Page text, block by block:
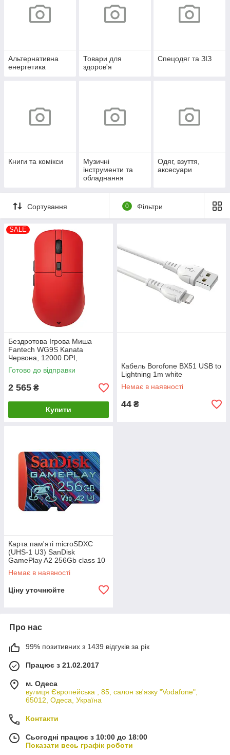
Альтернативна
енергетика
Товари для
здоров'я
Спецодяг та ЗІЗ
Книги та комікси
Музичні
інструменти та
обладнання
Одяг, взуття,
аксесуари
Сортування 0 Фільтри
SALE
Бездротова Ігрова Миша
Fantech WG9S Kanata
Червона, 12000 DPI,
бездротова, для ігор та офісу
Готово до відправки
2 565 ₴
Купити
Кабель Borofone BX51 USB to
Lightning 1m white
Немає в наявності
44 ₴
Карта пам'яті microSDXC
(UHS-1 U3) SanDisk
GamePlay A2 256Gb class 10
V30 (R190MB/s,W130MB/s)
Немає в наявності
Ціну уточнюйте
Про нас
99% позитивних з 1439 відгуків за рік
Працює з 21.02.2017
м. Одеса
вулиця Європейська , 85, салон зв'язку "Vodafone",
65012, Одеса, Україна
Контакти
Сьогодні працює з 10:00 до 18:00
Показати весь графік роботи